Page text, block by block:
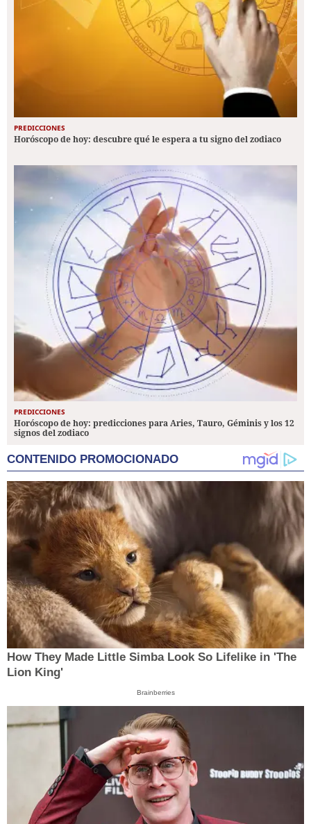
PREDICCIONES
Horóscopo de hoy: descubre qué le espera a tu signo del zodiaco
PREDICCIONES
Horóscopo de hoy: predicciones para Aries, Tauro, Géminis y los 12
signos del zodiaco
CONTENIDO PROMOCIONADO
How They Made Little Simba Look So Lifelike in 'The
Lion King'
Brainberries